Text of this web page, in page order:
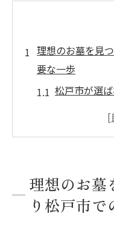
理想のお墓を見
要な一歩
松戸市が選
初めてのお
歴史と文化
松戸市での
松戸市でお墓購
理想のお墓
り松戸市